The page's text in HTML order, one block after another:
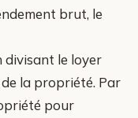
brut, le
divisant le loyer
la propriété. Par
pour